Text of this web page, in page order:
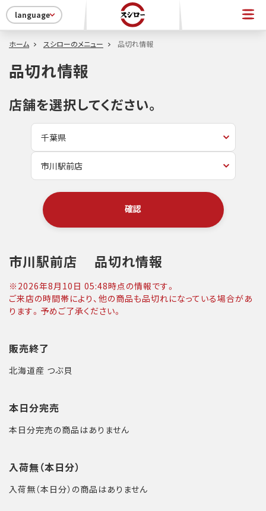
language
ホーム スシローのメニュー 品切れ情報
品切れ情報
店舗を選択してください。
確認
市川駅前店 品切れ情報
※ 2026年8月10日 05:48時点の情報です。
ご来店の時間帯により、他の商品も品切れになっている場合があ
ります。予めご了承ください。
販売終了
北海道産 つぶ貝
本日分完売
本日分完売の商品はありません
入荷無（本日分）
入荷無（本日分）の商品はありません